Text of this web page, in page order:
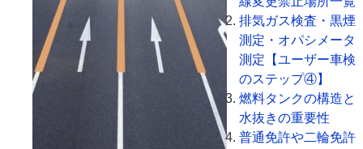
排気ガス検査・黒煙
測定・オパシメータ
測定【ユーザー車検
のステップ④】
燃料タンクの構造と
水抜きの重要性
普通免許や二輪免許